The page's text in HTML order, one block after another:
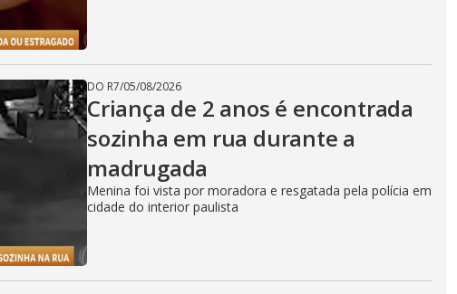
DO R7/05/08/2026
Criança de 2 anos é encontrada
sozinha em rua durante a
madrugada
Menina foi vista por moradora e resgatada pela polícia em
cidade do interior paulista